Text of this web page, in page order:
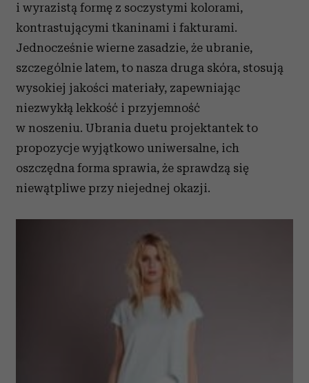
i wyrazistą formę z soczystymi kolorami,
kontrastującymi tkaninami i fakturami.
Jednocześnie wierne zasadzie, że ubranie,
szczególnie latem, to nasza druga skóra, stosują
wysokiej jakości materiały, zapewniając
niezwykłą lekkość i przyjemność
w noszeniu. Ubrania duetu projektantek to
propozycje wyjątkowo uniwersalne, ich
oszczędna forma sprawia, że sprawdzą się
niewątpliwe przy niejednej okazji.